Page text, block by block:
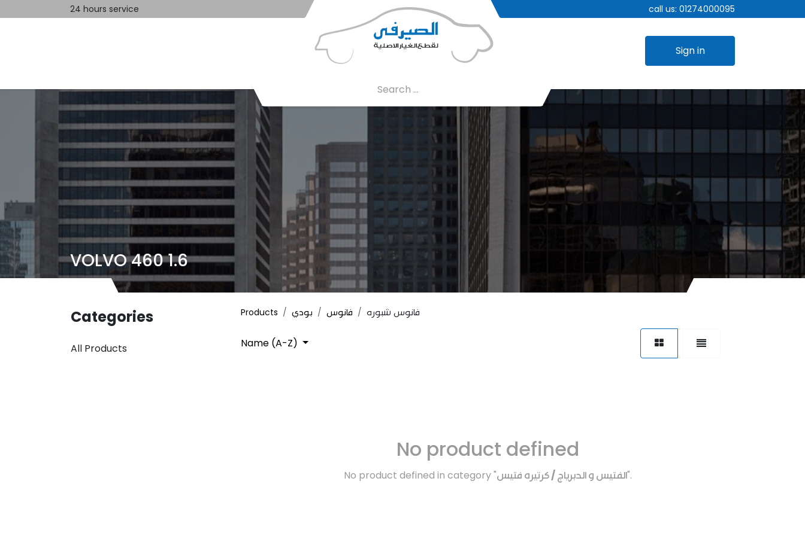
24 hours service call us: 01274000095
Sign in
VOLVO 460 1.6
Categories
All Products
Products بودي فانوس فانوس شبوره
Name (A-Z)
No product defined
No product defined in category "الفتيس و الدبرياج / كرتيره فتيس".